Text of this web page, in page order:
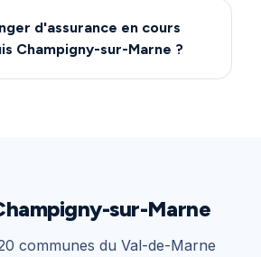
d'assurance en cours
Champigny-sur-Marne ?
sur-Marne
communes du Val-de-Marne